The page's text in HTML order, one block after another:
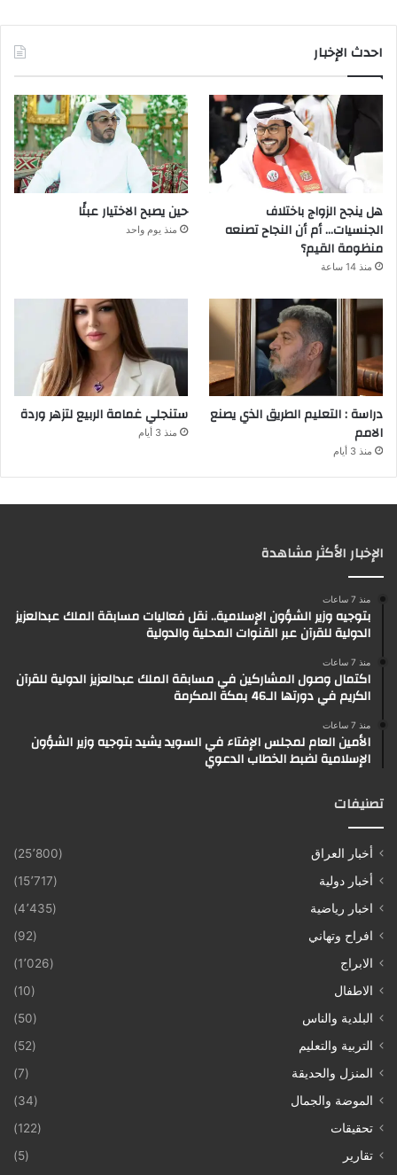
احدث الإخبار
هل ينجح الزواج باختلاف
الجنسيات… أم أن النجاح تصنعه
منظومة القيم؟
منذ 14 ساعة
حين يصبح الاختيار عبئًا
منذ يوم واحد
دراسة : التعليم الطريق الذي يصنع
الامم
منذ 3 أيام
ستنجلي غمامة الربيع لتزهر وردة
منذ 3 أيام
الإخبار الأكثر مشاهدة
منذ 7 ساعات
بتوجيه وزير الشؤون الإسلامية.. نقل فعاليات مسابقة الملك عبدالعزيز
الدولية للقرآن عبر القنوات المحلية والدولية
منذ 7 ساعات
اكتمال وصول المشاركين في مسابقة الملك عبدالعزيز الدولية للقرآن
الكريم في دورتها الـ46 بمكة المكرمة
منذ 7 ساعات
الأمين العام لمجلس الإفتاء في السويد يشيد بتوجيه وزير الشؤون
الإسلامية لضبط الخطاب الدعوي
تصنيفات
أخبار العراق
(25٬800)
أخبار دولية
(15٬717)
اخبار رياضية
(4٬435)
افراح وتهاني
(92)
الابراج
(1٬026)
الاطفال
(10)
البلدية والناس
(50)
التربية والتعليم
(52)
المنزل والحديقة
(7)
الموضة والجمال
(34)
تحقيقات
(122)
تقارير
(5)